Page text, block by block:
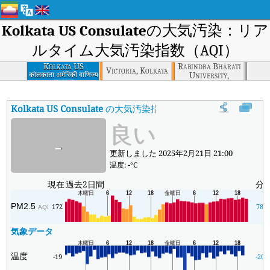
Kolkata US Consulateの大気汚染：リア
ルタイム大気汚染指数（AQI）
Kolkata US
Consulate
कोलकाता अमेरिकी वाणिज्य
दूतावास
Victoria, Kolkata
Rabindra Bharati
University,
Kolkata
Kolkata US Consulate の大気汚染指数 Kolkata US Consulateのリ
- 良い
更新しました 2025年2月21日 21:00
温度:-°C
現在過去2日間 分
PM2.5AQI 172 78
気象データ
温度 -19 -20